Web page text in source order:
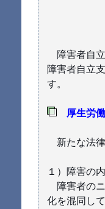
障害者自立
障害者自立
す。
厚生労働
新たな法律
１）障害の
障害者のニ
化を混同し